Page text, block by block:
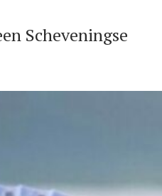
Scheveningse